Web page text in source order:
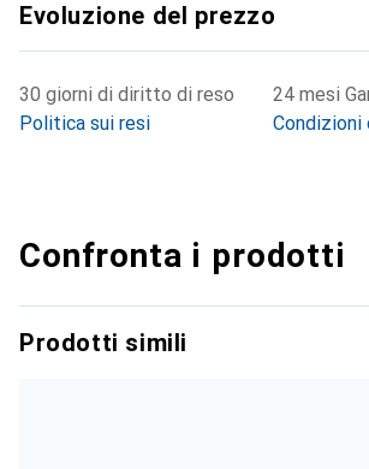
Evoluzione del prezzo
30 giorni di diritto di reso
Politica sui resi
24 mesi
Condizioni
Confronta i prodotti
Prodotti simili